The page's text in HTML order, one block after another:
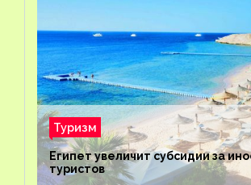
Туризм
Египет увеличит субсидии за
туристов